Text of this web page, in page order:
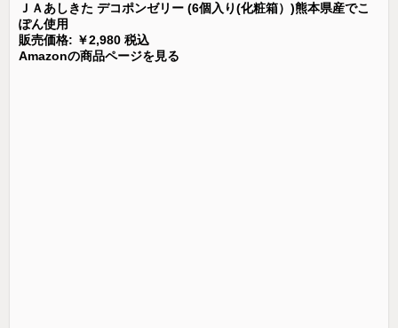
ＪＡあしきた デコポンゼリー (6個入り(化粧箱）)熊本県産でこ
ぽん使用
販売価格: ￥2,980 税込
Amazonの商品ページを見る